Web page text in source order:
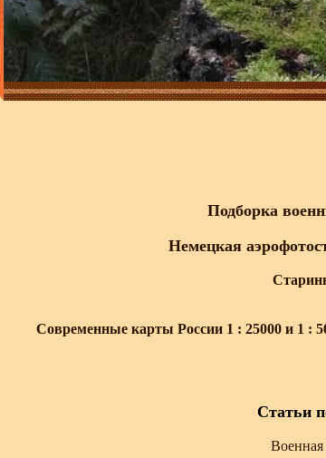
Подборка
Немецкая
Современные карты России 1 : 25000 и 1 :
Статьи
Военная